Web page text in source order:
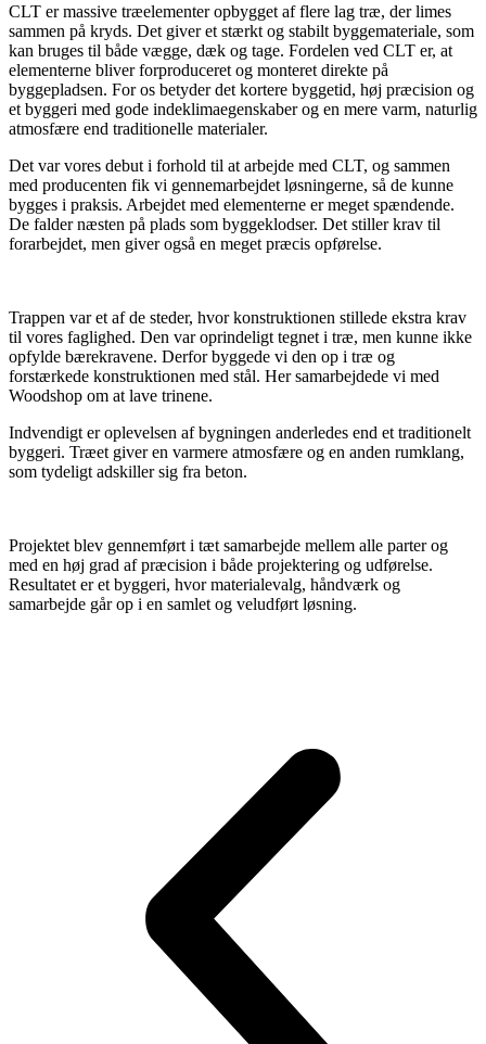
CLT er massive træelementer opbygget af flere lag træ, der limes
sammen på kryds. Det giver et stærkt og stabilt byggemateriale, som
kan bruges til både vægge, dæk og tage. Fordelen ved CLT er, at
elementerne bliver forproduceret og monteret direkte på
byggepladsen. For os betyder det kortere byggetid, høj præcision og
et byggeri med gode indeklimaegenskaber og en mere varm, naturlig
atmosfære end traditionelle materialer.
Det var vores debut i forhold til at arbejde med CLT, og sammen
med producenten fik vi gennemarbejdet løsningerne, så de kunne
bygges i praksis. Arbejdet med elementerne er meget spændende.
De falder næsten på plads som byggeklodser. Det stiller krav til
forarbejdet, men giver også en meget præcis opførelse.
Trappen var et af de steder, hvor konstruktionen stillede ekstra krav
til vores faglighed. Den var oprindeligt tegnet i træ, men kunne ikke
opfylde bærekravene. Derfor byggede vi den op i træ og
forstærkede konstruktionen med stål. Her samarbejdede vi med
Woodshop om at lave trinene.
Indvendigt er oplevelsen af bygningen anderledes end et traditionelt
byggeri. Træet giver en varmere atmosfære og en anden rumklang,
som tydeligt adskiller sig fra beton.
Projektet blev gennemført i tæt samarbejde mellem alle parter og
med en høj grad af præcision i både projektering og udførelse.
Resultatet er et byggeri, hvor materialevalg, håndværk og
samarbejde går op i en samlet og veludført løsning.